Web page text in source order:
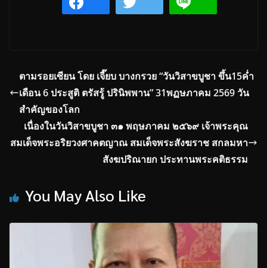
ตามรอยเซียน โดย เจี๊ยบ บางกรวย “วันวิสาขบูชา ขึ้น15ค่ำ
เดือน 6 ประสูติ ตรัสรู้ ปรินิพพาน” 31พฏษภาคม 2569 วัน
สำคัญของโลก
เนื่องในวันวิสาขบูชา ๓๑ พฤษภาคม ๒๕๖๙ เจ้าพระคุณ
สมเด็จพระอริยวงศาคตญาณ สมเด็จพระสังฆราช สกลมหา
สังฆปริณายก ประทานพระคติธรรม
You May Also Like